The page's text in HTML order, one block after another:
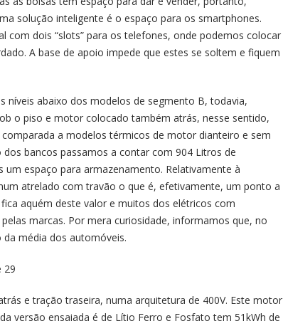
solução inteligente é o espaço para os smartphones.
com dois “slots” para os telefones, onde podemos colocar
A base de apoio impede que estes se soltem e fiquem
níveis abaixo dos modelos de segmento B, todavia,
o piso e motor colocado também atrás, nesse sentido,
a modelos térmicos de motor dianteiro e sem
bancos passamos a contar com 904 Litros de
espaço para armazenamento. Relativamente à
atrelado com travão o que é, efetivamente, um ponto a
aquém deste valor e muitos dos elétricos com
marcas. Por mera curiosidade, informamos que, no
média dos automóveis.
e tração traseira, numa arquitetura de 400V. Este motor
versão ensaiada é de Lítio Ferro e Fosfato tem 51kWh de